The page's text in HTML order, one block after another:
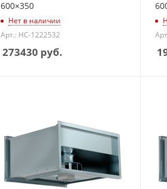
600×350
Нет в наличии
Арт.: НС-1222532
273430 руб.